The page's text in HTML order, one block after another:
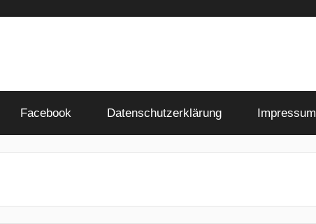
Facebook Datenschutzerklärung Impressum